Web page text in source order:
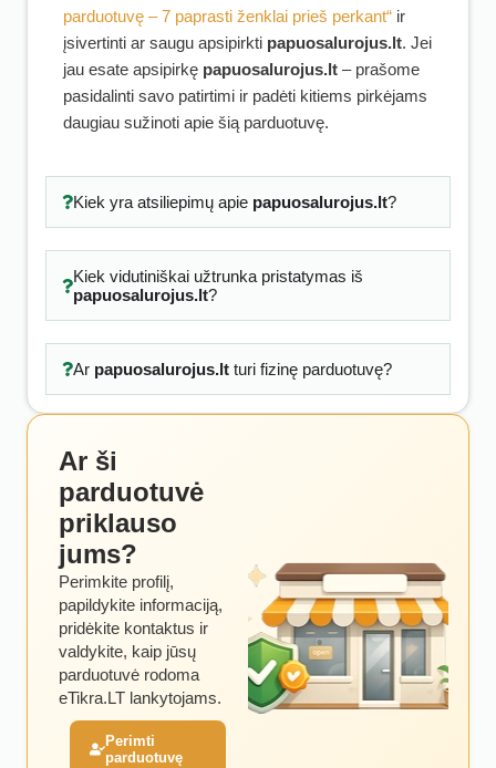
parduotuvę – 7 paprasti ženklai prieš perkant“ ir
įsivertinti ar saugu apsipirkti papuosalurojus.lt. Jei
jau esate apsipirkę papuosalurojus.lt – prašome
pasidalinti savo patirtimi ir padėti kitiems pirkėjams
daugiau sužinoti apie šią parduotuvę.
Kiek yra atsiliepimų apie papuosalurojus.lt?
Kiek vidutiniškai užtrunka pristatymas iš
papuosalurojus.lt?
Ar papuosalurojus.ltturi fizinę parduotuvę?
Ar ši
parduotuvė
priklauso
jums?
Perimkite profilį,
papildykite informaciją,
pridėkite kontaktus ir
valdykite, kaip jūsų
parduotuvė rodoma
eTikra.LT lankytojams.
Perimti
parduotuvę